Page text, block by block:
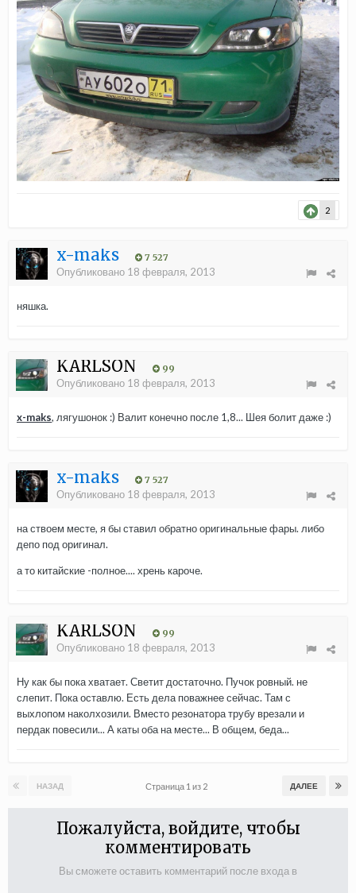
2
x-maks 7 527
Опубликовано 18 февраля, 2013
няшка.
KARLSON 99
Опубликовано 18 февраля, 2013
x-maks, лягушонок :) Валит конечно после 1,8... Шея болит даже :)
x-maks 7 527
Опубликовано 18 февраля, 2013
на ствоем месте, я бы ставил обратно оригинальные фары. либо
депо под оригинал.
а то китайские -полное.... хрень кароче.
KARLSON 99
Опубликовано 18 февраля, 2013
Ну как бы пока хватает. Светит достаточно. Пучок ровный. не
слепит. Пока оставлю. Есть дела поважнее сейчас. Там с
выхлопом наколхозили. Вместо резонатора трубу врезали и
пердак повесили... А каты оба на месте... В общем, беда...
НАЗАД ДАЛЕЕ
Страница 1 из 2
Пожалуйста, войдите, чтобы
комментировать
Вы сможете оставить комментарий после входа в